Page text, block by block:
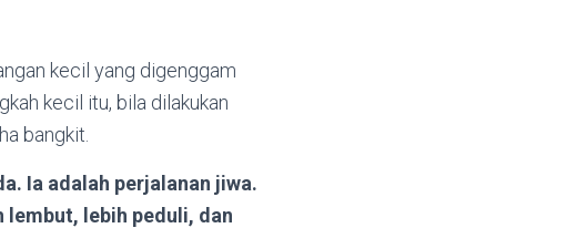
kecil yang digenggam
kecil itu, bila dilakukan
bangkit.
Ia adalah perjalanan jiwa.
lembut, lebih peduli, dan